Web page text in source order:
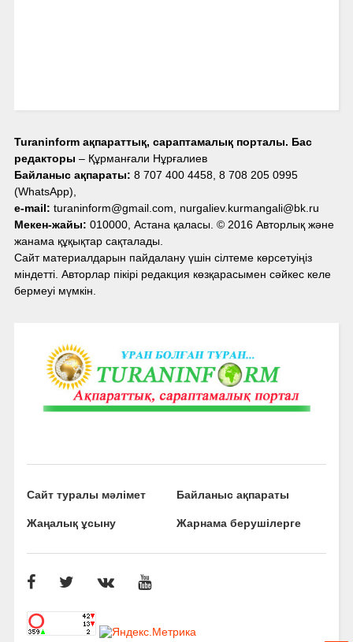
Turaninform ақпараттық, сараптамалық порталы. Бас
редакторы – Құрманғали Нұрғалиев
Байланыс ақпараты: 8 707 400 4458, 8 708 205 0995
(WhatsApp),
e-mail: turaninform@gmail.com, nurgaliev.kurmangali@bk.ru
Мекен-жайы: 010000, Астана қаласы. © 2016 Авторлық және
жанама құқықтар сақталады.
Сайт материалдарын пайдалану үшін сілтеме көрсетуіңіз
міндетті. Авторлар пікірі редакция көзқарасымен сәйкес келе
бермеуі мүмкін.
Сайт туралы мәлімет Байланыс ақпараты
Жаңалық ұсыну Жарнама берушілерге